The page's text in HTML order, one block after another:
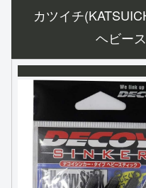
カツイチ
ヘビー